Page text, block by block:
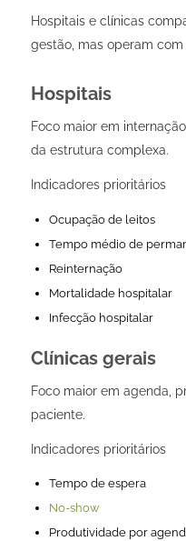
Hospitais e clínicas
gestão, mas operam
Hospitais
Foco maior em
da estrutura complexa.
Indicadores prioritários
Ocupação de leitos
Tempo médio de
Reinternação
Mortalidade hospitalar
Infecção hospitalar
Clínicas gerais
Foco maior em agenda,
paciente.
Indicadores prioritários
Tempo de espera
No-show
Produtividade por